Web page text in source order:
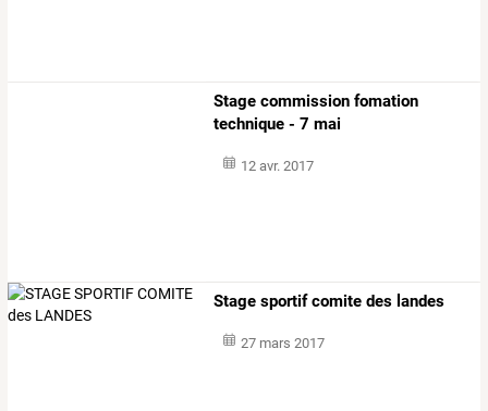
Stage commission fomation
technique - 7 mai
12 avr. 2017
Stage sportif comite des landes
27 mars 2017